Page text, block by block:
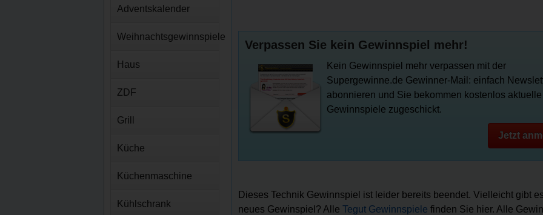
Verpassen Sie kein Gewinnspiel mehr!
Kein Gewinnspiel mehr verpassen mit der
Supergewinne.de Gewinner-Mail: einfach
abonnieren und Sie bekommen kostenlos aktuelle
Gewinnspiele zugeschickt.
Jetzt
Dieses Technik Gewinnspiel ist leider bereits beendet. Vielleicht gibt
neues Gewinspiel? Alle Tegut Gewinnspiele finden Sie hier. Alle
Adventskalender
Weihnachtsgewinnspiele
Haus
ZDF
Grill
Küche
Küchenmaschine
Kühlschrank